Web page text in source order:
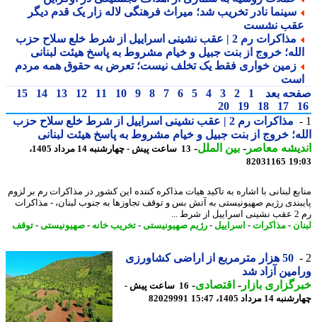
سینما نادر تخریب شد؛ میراث فرهنگی لاله زار یک قدم دیگر
نشست
مذاکرات رم 2 | عقب نشینی اسراییل از شرط خلع سلاح حزب
خروج از بنت جبیل و خیام مشروط به پاسخ هیئت لبنانی
زمین خواری فقط یک تخلف نیست؛ تعرض به حقوق همه مردم
بعد
1
2
3
4
5
6
7
8
9
10
11
12
13
14
15
17
18
19
20
مذاکرات رم 2 | عقب نشینی اسراییل از شرط خلع سلاح حزب
خروج از بنت جبیل و خیام مشروط به پاسخ هیئت لبنانی
معاصر-بین الملل-
13 ساعت پیش - چهارشنبه 14 مرداد 1405،
82031165
لبنانی با اشاره به تاکید هیات مذاکره کننده این کشور در مذاکرات رم بر لزوم
رژیم صهیونیستی به آتش بس و توقف تجاوزها به جنوب لبنان، - مذاکرات
-مذاکرات- اسراییل -رژیم صهیونیستی-تخریب خانه -صهیونیستی-توقف
50 هزار مترمربع از اراضی کشاورزی
آزاد شد
بازار- اقتصادی-
16 ساعت پیش -
مرداد 1405، 15:47
82029991